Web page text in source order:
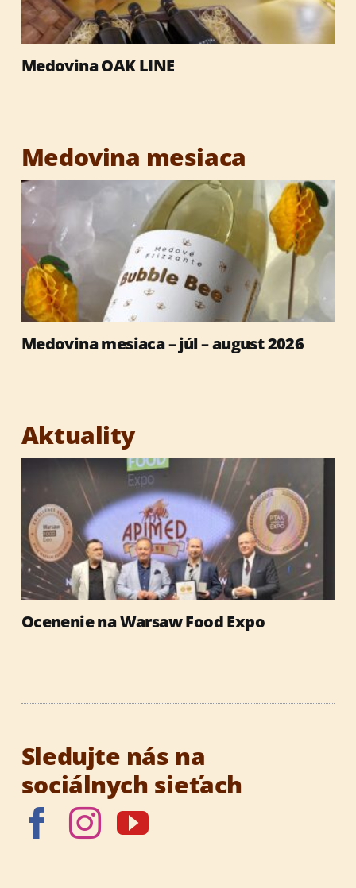
Medovina OAK LINE
Medovina mesiaca
Medovina mesiaca – júl – august 2026
Aktuality
Ocenenie na Warsaw Food Expo
Sledujte nás na
sociálnych sieťach